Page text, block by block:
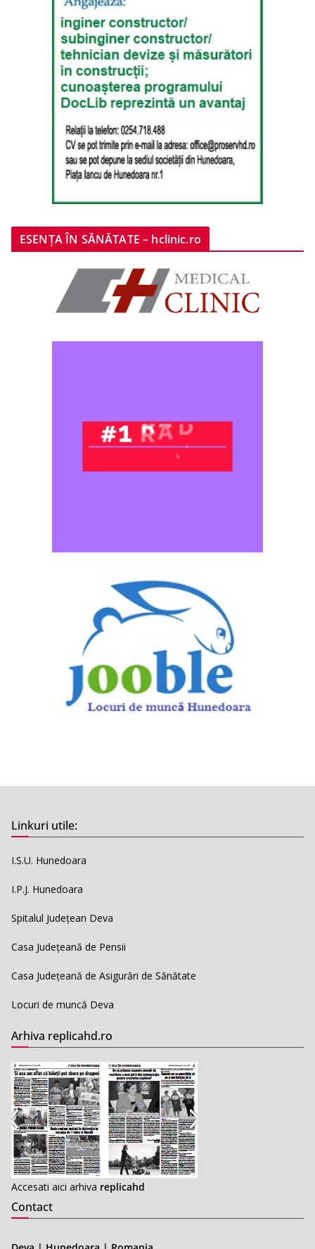
ESENȚA ÎN SĂNĂTATE – hclinic.ro
Linkuri utile:
I.S.U. Hunedoara
I.P.J. Hunedoara
Spitalul Județean Deva
Casa Județeană de Pensii
Casa Județeană de Asigurări de Sănătate
Locuri de muncă Deva
Arhiva replicahd.ro
Accesati aici arhiva replicahd
Contact